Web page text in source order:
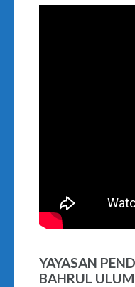
YAYASAN
BAHRUL ULUM